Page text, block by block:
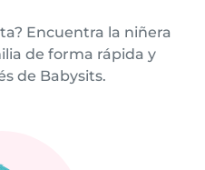
Encuentra la niñera
de forma rápida y
de Babysits.